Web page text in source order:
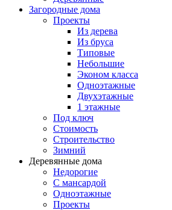
Загородные дома
Проекты
Из дерева
Из бруса
Типовые
Небольшие
Эконом класса
Одноэтажные
Двухэтажные
1 этажные
Под ключ
Стоимость
Строительство
Зимний
Деревянные дома
Недорогие
С мансардой
Одноэтажные
Проекты